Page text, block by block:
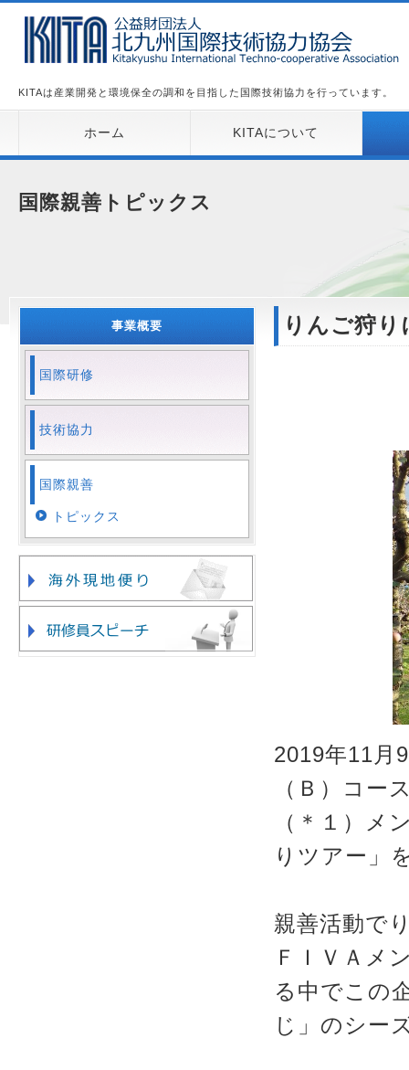
KITAは産業開発と環境保全の調和を目指した国際技術協力を行っています。
ホーム KITAについて
国際親善トピックス
りんご狩
2019年11月
（Ｂ）コー
（＊１）メ
りツアー」
親善活動で
ＦＩＶＡメ
る中でこの
じ」のシー
事業概要
国際研修
技術協力
国際親善
トピックス